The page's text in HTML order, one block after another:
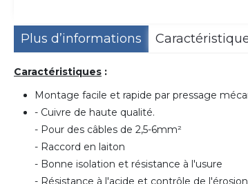
Plus d’informations
Caractéristiques :
Montage facile et rapide par pressage
- Cuivre de haute qualité.
- Pour des câbles de 2,5-6mm²
- Raccord en laiton
- Bonne isolation et résistance à l'usure
- Résistance à l'acide et contrôle de l'érosion